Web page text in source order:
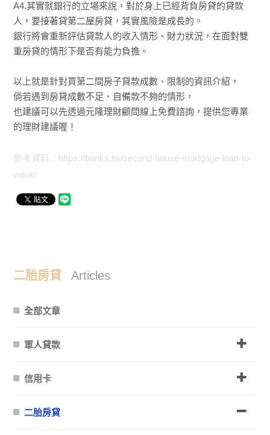
A4.其實就銀行的立場來說，對於身上已經背負房貸的貸款
人，要接著貸第二屋房貸，其實風險是成長的。
銀行將會重新評估貸款人的收入情形、財力狀況，在面對雙
重房貸的情形下是否有能力負擔。
以上就是針對買第二間房子貸款成數、限制的資訊介紹，
倘若遇到房貸成數不足、自備款不夠的情形，
也建議可以先透過元隆理財顧問線上免費諮詢，提供您專業
的理財建議喔！
參考資料：https://banks.tw/second-house-mortgage-loan-to-
value/
二胎房貸 Articles
全部文章
軍人貸款
信用卡
二胎房貸